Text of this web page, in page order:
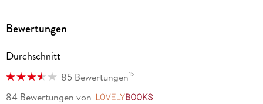
den er gemeinsam mit dem Zeichner Albert Uderzo erfand.
Zusammenarbeit der Freunde Goscinny und Uderzo endete
erst 1977 dem plötzlichen Tod Goscinnys.
Goscinnys Freund und Kompagnon Albert Uderzo erblickte
Bewertungen
Durchschnitt
85 Bewertungen15
84 Bewertungen von